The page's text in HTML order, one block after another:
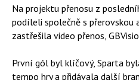
Na projektu přenosu z
podíleli společně s přerovskou
zastřešila video přenos,
První gól byl klíčový, Sparta
tempo hry a přidávala další